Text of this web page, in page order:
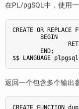
在PL/pgSQL中，使用
CREATE OR
        BEGIN
        END;
返回一个包含多个输出